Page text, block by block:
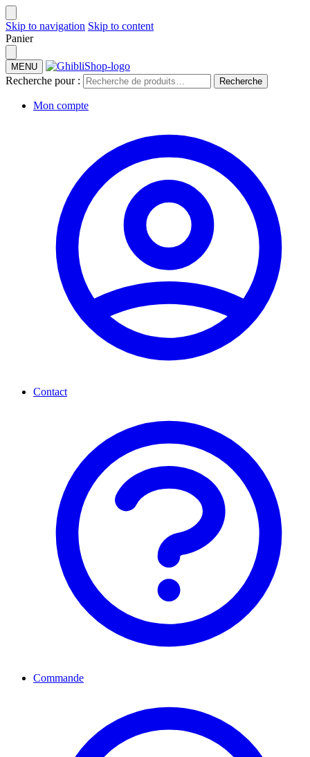
Skip to navigation Skip to content
Panier
MENU
Recherche pour : Recherche
Mon compte
Contact
Commande